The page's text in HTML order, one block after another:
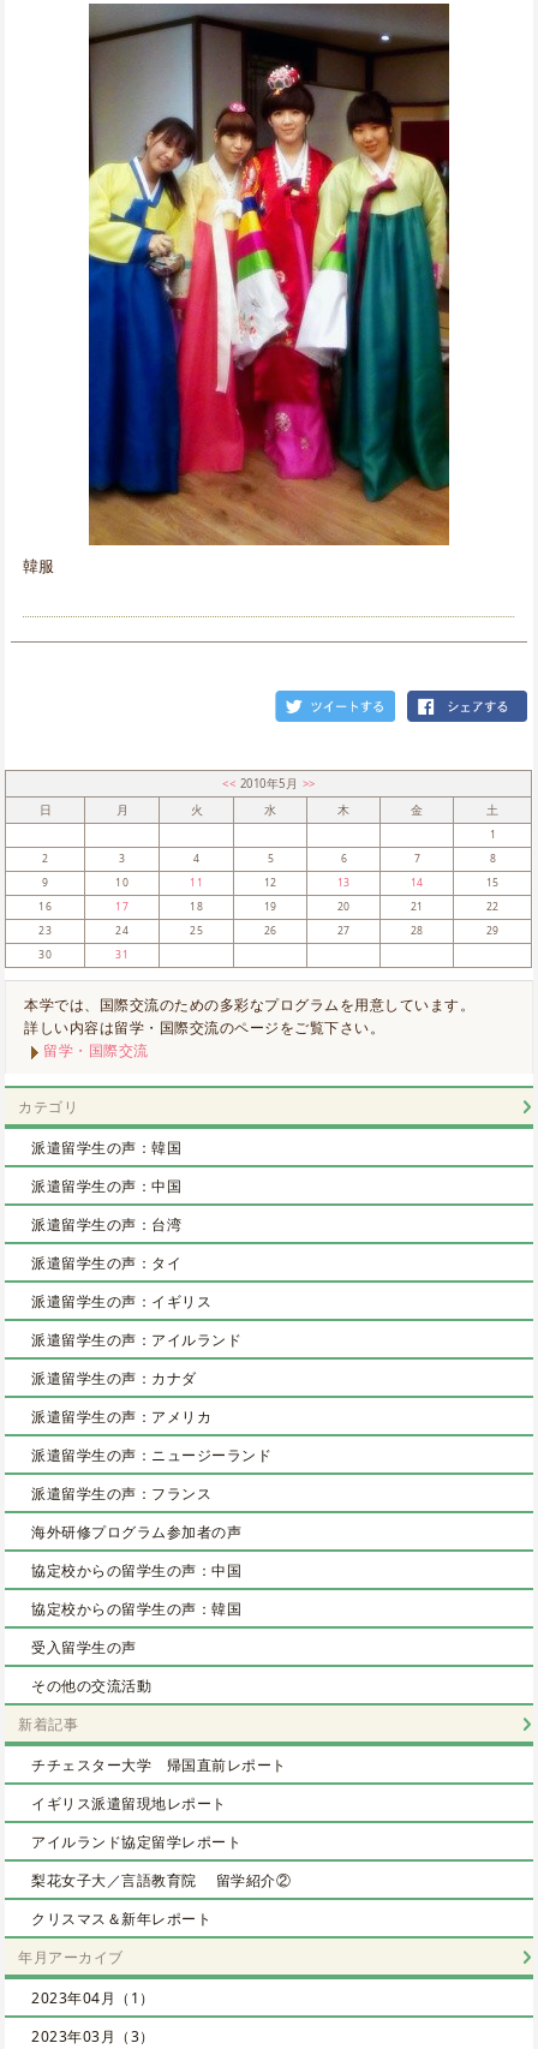
韓服
<< 2010年5月 >>
日
月 火 水 木 金 土
1
2
3 4 5 6 7
8
9
10 11 12 13 14
15
16
17 18 19 20 21
22
23
24 25 26 27 28
29
30
31
本学では、国際交流のための多彩なプログラムを用意しています。
詳しい内容は留学・国際交流のページをご覧下さい。
留学・国際交流
カテゴリ
派遣留学生の声：韓国
派遣留学生の声：中国
派遣留学生の声：台湾
派遣留学生の声：タイ
派遣留学生の声：イギリス
派遣留学生の声：アイルランド
派遣留学生の声：カナダ
派遣留学生の声：アメリカ
派遣留学生の声：ニュージーランド
派遣留学生の声：フランス
海外研修プログラム参加者の声
協定校からの留学生の声：中国
協定校からの留学生の声：韓国
受入留学生の声
その他の交流活動
新着記事
チチェスター大学 帰国直前レポート
イギリス派遣留現地レポート
アイルランド協定留学レポート
梨花女子大／言語教育院 留学紹介②
クリスマス＆新年レポート
年月アーカイブ
2023年04月（1）
2023年03月（3）